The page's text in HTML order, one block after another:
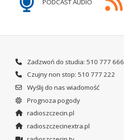
Zadzwoń do studia: 510 777 666
Czujny non stop: 510 777 222
Wyślij do nas wiadomość
Prognoza pogody
radioszczecin.pl
radioszczecinextra.pl